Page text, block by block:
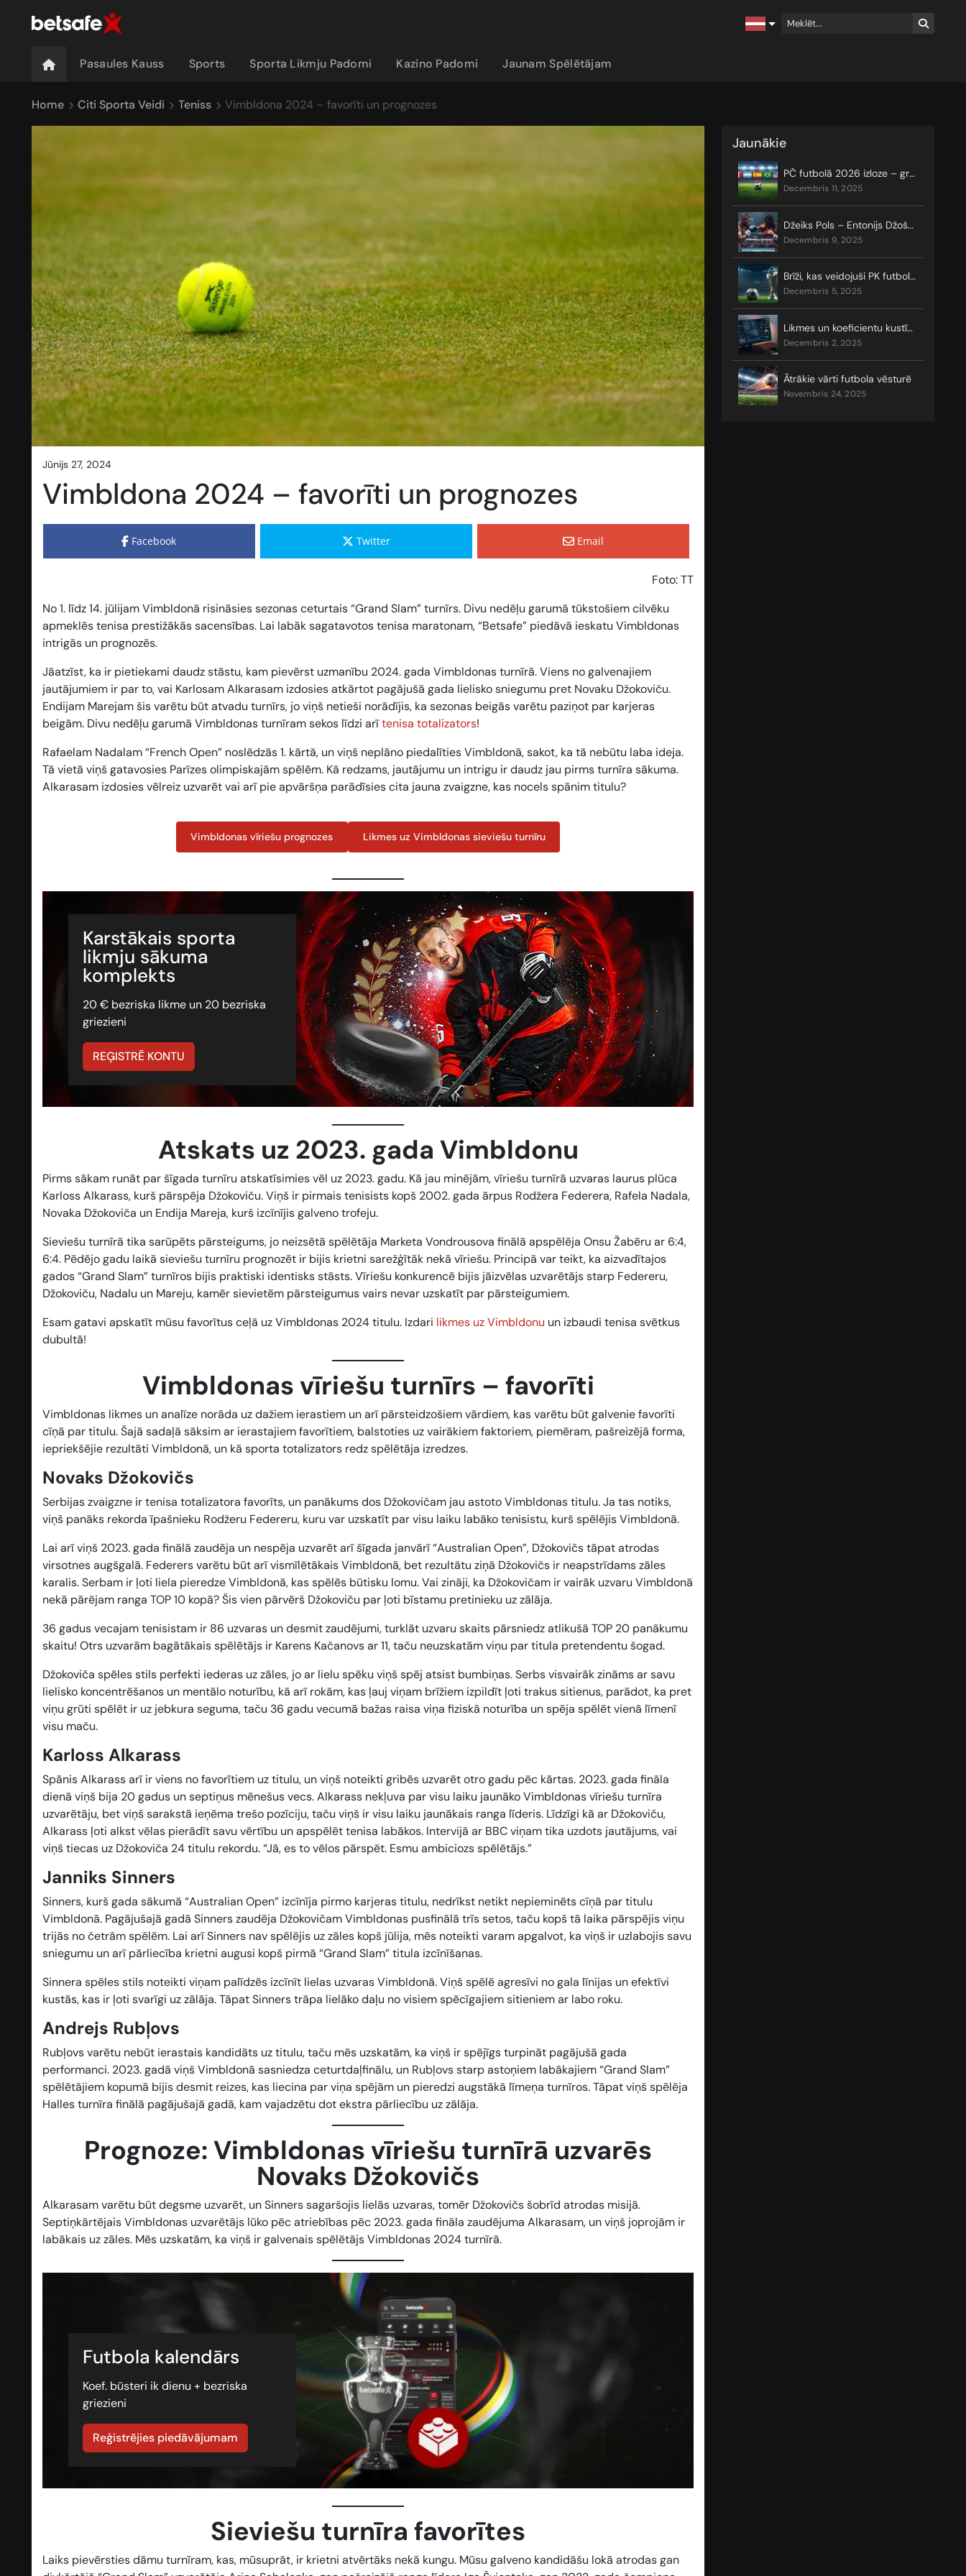
Pasaules Kauss Sports Sporta Likmju Padomi Kazino Padomi Jaunam Spēlētājam
Home Citi Sporta Veidi Teniss Vimbldona 2024 – favorīti un prognozes
jūnijs 27, 2024
Vimbldona 2024 – favorīti un prognozes
Facebook Twitter Email
Foto: TT
No 1. līdz 14. jūlijam Vimbldonā risināsies sezonas ceturtais “Grand Slam” turnīrs. Divu nedēļu garumā tūkstošiem cilvēku
apmeklēs tenisa prestižākās sacensības. Lai labāk sagatavotos tenisa maratonam, “Betsafe” piedāvā ieskatu Vimbldonas
intrigās un prognozēs.
Jāatzīst, ka ir pietiekami daudz stāstu, kam pievērst uzmanību 2024. gada Vimbldonas turnīrā. Viens no galvenajiem
jautājumiem ir par to, vai Karlosam Alkarasam izdosies atkārtot pagājušā gada lielisko sniegumu pret Novaku Džokoviču.
Endijam Marejam šis varētu būt atvadu turnīrs, jo viņš netieši norādījis, ka sezonas beigās varētu paziņot par karjeras
beigām. Divu nedēļu garumā Vimbldonas turnīram sekos līdzi arītenisa totalizators!
Rafaelam Nadalam “French Open” noslēdzās 1. kārtā, un viņš neplāno piedalīties Vimbldonā, sakot, ka tā nebūtu laba ideja.
Tā vietā viņš gatavosies Parīzes olimpiskajām spēlēm. Kā redzams, jautājumu un intrigu ir daudz jau pirms turnīra sākuma.
Alkarasam izdosies vēlreiz uzvarēt vai arī pie apvāršņa parādīsies cita jauna zvaigzne, kas nocels spānim titulu?
Vimbldonas vīriešu prognozes Likmes uz Vimbldonas sieviešu turnīru
Karstākais sporta
likmju sākuma
komplekts
20 € bezriska likme un 20 bezriska
griezieni
REĢISTRĒ KONTU
Atskats uz 2023. gada Vimbldonu
Pirms sākam runāt par šīgada turnīru atskatīsimies vēl uz 2023. gadu. Kā jau minējām, vīriešu turnīrā uzvaras laurus plūca
Karloss Alkarass, kurš pārspēja Džokoviču. Viņš ir pirmais tenisists kopš 2002. gada ārpus Rodžera Federera, Rafela Nadala,
Novaka Džokoviča un Endija Mareja, kurš izcīnījis galveno trofeju.
Sieviešu turnīrā tika sarūpēts pārsteigums, jo neizsētā spēlētāja Marketa Vondrousova finālā apspēlēja Onsu Žabēru ar 6:4,
6:4. Pēdējo gadu laikā sieviešu turnīru prognozēt ir bijis krietni sarežģītāk nekā vīriešu. Principā var teikt, ka aizvadītajos
gados “Grand Slam” turnīros bijis praktiski identisks stāsts. Vīriešu konkurencē bijis jāizvēlas uzvarētājs starp Federeru,
Džokoviču, Nadalu un Mareju, kamēr sievietēm pārsteigumus vairs nevar uzskatīt par pārsteigumiem.
Esam gatavi apskatīt mūsu favorītus ceļā uz Vimbldonas 2024 titulu. Izdari likmes uz Vimbldonu un izbaudi tenisa svētkus
dubultā!
Vimbldonas vīriešu turnīrs – favorīti
Vimbldonas likmes un analīze norāda uz dažiem ierastiem un arī pārsteidzošiem vārdiem, kas varētu būt galvenie favorīti
cīņā par titulu. Šajā sadaļā sāksim ar ierastajiem favorītiem, balstoties uz vairākiem faktoriem, piemēram, pašreizējā forma,
iepriekšējie rezultāti Vimbldonā, un kā sporta totalizators redz spēlētāja izredzes.
Novaks Džokovičs
Serbijas zvaigzne ir tenisa totalizatora favorīts, un panākums dos Džokovičam jau astoto Vimbldonas titulu. Ja tas notiks,
viņš panāks rekorda īpašnieku Rodžeru Federeru, kuru var uzskatīt par visu laiku labāko tenisistu, kurš spēlējis Vimbldonā.
Lai arī viņš 2023. gada finālā zaudēja un nespēja uzvarēt arī šīgada janvārī “Australian Open”, Džokovičs tāpat atrodas
virsotnes augšgalā. Federers varētu būt arī vismīlētākais Vimbldonā, bet rezultātu ziņā Džokovičs ir neapstrīdams zāles
karalis. Serbam ir ļoti liela pieredze Vimbldonā, kas spēlēs būtisku lomu. Vai zināji, ka Džokovičam ir vairāk uzvaru Vimbldonā
nekā pārējam ranga TOP 10 kopā? Šis vien pārvērš Džokoviču par ļoti bīstamu pretinieku uz zālāja.
36 gadus vecajam tenisistam ir 86 uzvaras un desmit zaudējumi, turklāt uzvaru skaits pārsniedz atlikušā TOP 20 panākumu
skaitu! Otrs uzvarām bagātākais spēlētājs ir Karens Kačanovs ar 11, taču neuzskatām viņu par titula pretendentu šogad.
Džokoviča spēles stils perfekti iederas uz zāles, jo ar lielu spēku viņš spēj atsist bumbiņas. Serbs visvairāk zināms ar savu
lielisko koncentrēšanos un mentālo noturību, kā arī rokām, kas ļauj viņam brīžiem izpildīt ļoti trakus sitienus, parādot, ka pret
viņu grūti spēlēt ir uz jebkura seguma, taču 36 gadu vecumā bažas raisa viņa fiziskā noturība un spēja spēlēt vienā līmenī
visu maču.
Karloss Alkarass
Spānis Alkarass arī ir viens no favorītiem uz titulu, un viņš noteikti gribēs uzvarēt otro gadu pēc kārtas. 2023. gada fināla
dienā viņš bija 20 gadus un septiņus mēnešus vecs. Alkarass nekļuva par visu laiku jaunāko Vimbldonas vīriešu turnīra
uzvarētāju, bet viņš sarakstā ieņēma trešo pozīciju, taču viņš ir visu laiku jaunākais ranga līderis. Līdzīgi kā ar Džokoviču,
Alkarass ļoti alkst vēlas pierādīt savu vērtību un apspēlēt tenisa labākos. Intervijā ar BBC viņam tika uzdots jautājums, vai
viņš tiecas uz Džokoviča 24 titulu rekordu. “Jā, es to vēlos pārspēt. Esmu ambiciozs spēlētājs.”
Janniks Sinners
Sinners, kurš gada sākumā “Australian Open” izcīnīja pirmo karjeras titulu, nedrīkst netikt nepieminēts cīņā par titulu
Vimbldonā. Pagājušajā gadā Sinners zaudēja Džokovičam Vimbldonas pusfinālā trīs setos, taču kopš tā laika pārspējis viņu
trijās no četrām spēlēm. Lai arī Sinners nav spēlējis uz zāles kopš jūlija, mēs noteikti varam apgalvot, ka viņš ir uzlabojis savu
sniegumu un arī pārliecība krietni augusi kopš pirmā “Grand Slam” titula izcīnīšanas.
Sinnera spēles stils noteikti viņam palīdzēs izcīnīt lielas uzvaras Vimbldonā. Viņš spēlē agresīvi no gala līnijas un efektīvi
kustās, kas ir ļoti svarīgi uz zālāja. Tāpat Sinners trāpa lielāko daļu no visiem spēcīgajiem sitieniem ar labo roku.
Andrejs Rubļovs
Rubļovs varētu nebūt ierastais kandidāts uz titulu, taču mēs uzskatām, ka viņš ir spējīgs turpināt pagājušā gada
performanci. 2023. gadā viņš Vimbldonā sasniedza ceturtdaļfinālu, un Rubļovs starp astoņiem labākajiem “Grand Slam”
spēlētājiem kopumā bijis desmit reizes, kas liecina par viņa spējām un pieredzi augstākā līmeņa turnīros. Tāpat viņš spēlēja
Halles turnīra finālā pagājušajā gadā, kam vajadzētu dot ekstra pārliecību uz zālāja.
Prognoze: Vimbldonas vīriešu turnīrā uzvarēs
Novaks Džokovičs
Alkarasam varētu būt degsme uzvarēt, un Sinners sagaršojis lielās uzvaras, tomēr Džokovičs šobrīd atrodas misijā.
Septiņkārtējais Vimbldonas uzvarētājs lūko pēc atriebības pēc 2023. gada fināla zaudējuma Alkarasam, un viņš joprojām ir
labākais uz zāles. Mēs uzskatām, ka viņš ir galvenais spēlētājs Vimbldonas 2024 turnīrā.
Futbola kalendārs
Koef. būsteri ik dienu + bezriska
griezieni
Reģistrējies piedāvājumam
Sieviešu turnīra favorītes
Laiks pievērsties dāmu turnīram, kas, mūsuprāt, ir krietni atvērtāks nekā kungu. Mūsu galveno kandidāšu lokā atrodas gan
Jaunākie
PČ futbolā 2026 izloze – grozi, grupas un izslēgšanas turnīrs
decembris 11, 2025
Džeiks Pols – Entonijs Džošua: likmes, prognozes, koeficienti
decembris 9, 2025
Brīži, kas veidojuši PK futbolā vēsturi
decembris 5, 2025
Likmes un koeficientu kustības
decembris 2, 2025
Ātrākie vārti futbola vēsturē
novembris 24, 2025